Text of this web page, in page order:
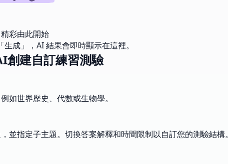
精彩由此開始
成」，AI 結果會即時顯示在這裡。
創建自訂練習測驗
如世界歷史、代數或生物學。
指定子主題。切換答案解釋和時間限制以自訂您的測驗結構。